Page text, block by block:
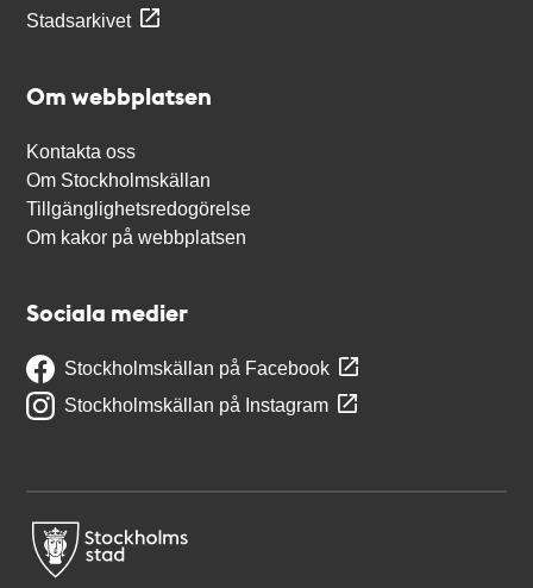
Stadsarkivet
Om webbplatsen
Kontakta oss
Om Stockholmskällan
Tillgänglighetsredogörelse
Om kakor på webbplatsen
Sociala medier
Stockholmskällan på Facebook
Stockholmskällan på Instagram